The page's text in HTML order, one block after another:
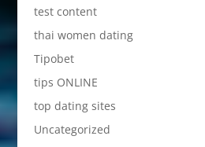
test content
thai women dating
Tipobet
tips ONLINE
top dating sites
Uncategorized